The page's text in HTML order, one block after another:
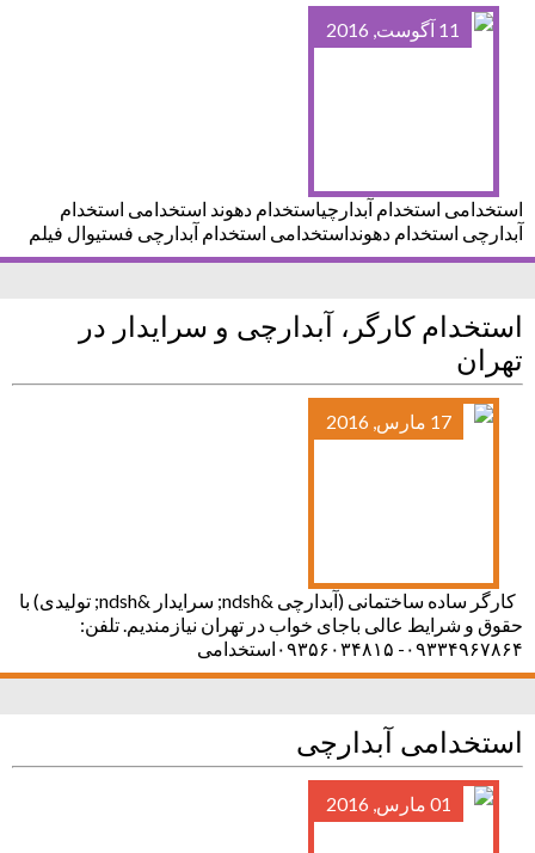
11 آگوست, 2016
استخدامی استخدام آبدارچیاستخدام دهوند استخدامی استخدام
آبدارچی استخدام دهونداستخدامی استخدام آبدارچی فستیوال فیلم
استخدام کارگر، آبدارچی و سرایدار در
تهران
17 مارس, 2016
کارگر ساده ساختمانی (آبدارچی &ndsh; سرایدار &ndsh; تولیدی) با
حقوق و شرایط عالی باجای خواب در تهران نیازمندیم. تلفن:
۰۹۳۳۴۹۶۷۸۶۴- ۰۹۳۵۶۰۳۴۸۱۵استخدامی
استخدامی آبدارچی
01 مارس, 2016